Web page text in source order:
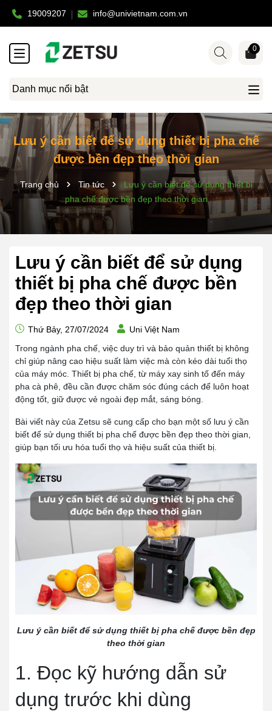
19009207 info@univietnam.com.vn
Danh mục nổi bật
0
Lưu ý cần biết để sử dụng thiết bị pha chế
được bền đẹp theo thời gian
Trang chủ Tin tức
Lưu ý cần biết để sử dụng thiết bị
pha chế được bền đẹp theo thời gian
Lưu ý cần biết để sử dụng
thiết bị pha chế được bền
đẹp theo thời gian
Thứ Bảy, 27/07/2024
Uni Việt Nam
Trong ngành pha chế, việc duy trì và bảo quản thiết bị không
chỉ giúp nâng cao hiệu suất làm việc mà còn kéo dài tuổi thọ
của máy móc. Thiết bị pha chế, từ máy xay sinh tố đến máy
pha cà phê, đều cần được chăm sóc đúng cách để luôn hoạt
động tốt, giữ được vẻ ngoài đẹp mắt, sáng bóng.
Bài viết này của Zetsu sẽ cung cấp cho bạn một số lưu ý cần
biết để sử dụng thiết bị pha chế được bền đẹp theo thời gian,
giúp bạn tối ưu hóa tuổi thọ và hiệu suất của thiết bị.
Lưu ý cần biết để sử dụng thiết bị pha chế được bền đẹp
theo thời gian
1. Đọc kỹ hướng dẫn sử
dụng trước khi dùng